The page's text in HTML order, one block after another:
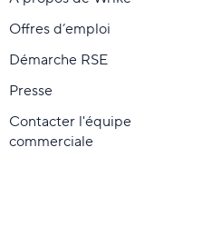
Offres d’emploi
Démarche RSE
Presse
Contacter l'équipe
commerciale